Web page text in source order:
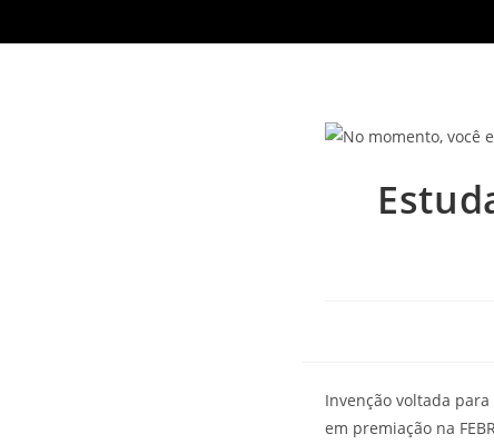
Invenção voltada
em premiação na